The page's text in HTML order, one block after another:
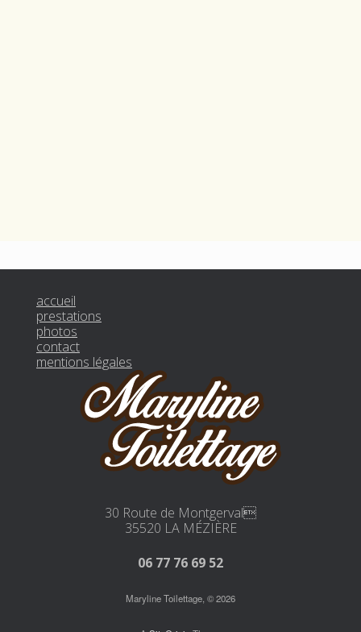
accueil
prestations
photos
contact
mentions légales
30 Route de Montgerval
35520 LA MÉZIÈRE
06 77 76 69 52
Maryline Toilettage, © 2026